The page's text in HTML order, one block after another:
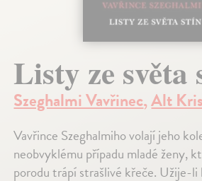
Listy ze světa
Szeghalmi Vavřinec,Alt
Vavřince Szeghalmiho volají jeho
neobvyklému případu mladé ženy,
porodu trápí strašlivé křeče. Užije-